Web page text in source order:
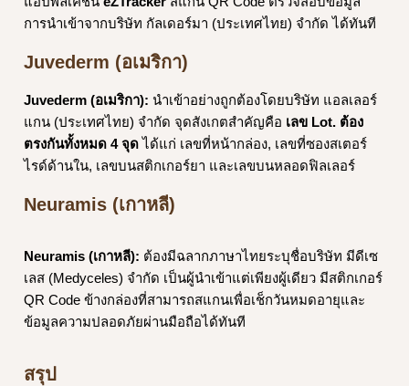
การนำเข้าจากบริษัท กัลเดอร์มา (ประเทศไทย) จำกัด ได้ทันที
Juvederm (อเมริกา)
Juvederm (อเมริกา): นำเข้าอย่างถูกต้องโดยบริษัท แอลเลอร์
แกน (ประเทศไทย) จำกัด จุดสังเกตสำคัญคือ เลข Lot. ต้อง
ตรงกันทั้งหมด 4 จุดได้แก่ เลขที่หน้ากล่อง, เลขที่ซองสเตอร์
ไรด์ด้านใน, เลขบนสติกเกอร์ยา และเลขบนหลอดฟิลเลอร์
Neuramis (เกาหลี)
Neuramis (เกาหลี): ต้องมีฉลากภาษาไทยระบุชื่อบริษัท มีดีเซ
เลส (Medyceles) จำกัด เป็นผู้นำเข้าแต่เพียงผู้เดียว มีสติกเกอร์
QR Code ข้างกล่องที่สามารถสแกนเพื่อเช็กวันหมดอายุและ
ข้อมูลความปลอดภัยผ่านมือถือได้ทันที
สรุป